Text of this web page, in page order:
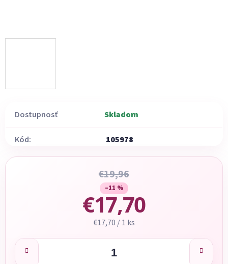
Dostupnosť Skladom
Kód: 105978
€19,96
–11 %
€17,70
Jednotková cena:
€17,70 / 1 ks